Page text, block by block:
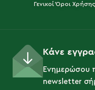
Γενικοί Όροι Χρήσης
Κάνε
Ενημερώσου
newsletter